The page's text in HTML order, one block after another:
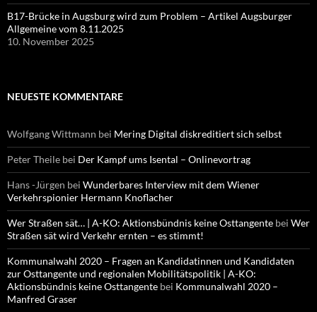
B17-Brücke in Augsburg wird zum Problem – Artikel Augsburger
Allgemeine vom 8.11.2025
10. November 2025
NEUESTE KOMMENTARE
Wolfgang Wittmann bei Mering Digital diskreditiert sich selbst
Peter Theile bei Der Kampf ums Isental – Onlinevortrag
Hans -Jürgen bei Wunderbares Interview mit dem Wiener
Verkehrspionier Hermann Knoflacher
Wer Straßen sät… | A-KO: Aktionsbündnis keine Osttangente bei Wer
Straßen sät wird Verkehr ernten – es stimmt!
Kommunalwahl 2020 – Fragen an Kandidatinnen und Kandidaten
zur Osttangente und regionalen Mobilitätspolitik | A-KO:
Aktionsbündnis keine Osttangente bei Kommunalwahl 2020 –
Manfred Graser